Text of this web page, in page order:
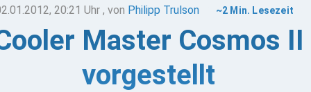
20:21 Uhr , von Philipp Trulson ~2 Min. Lesezeit
Master Cosmos II
vorgestellt